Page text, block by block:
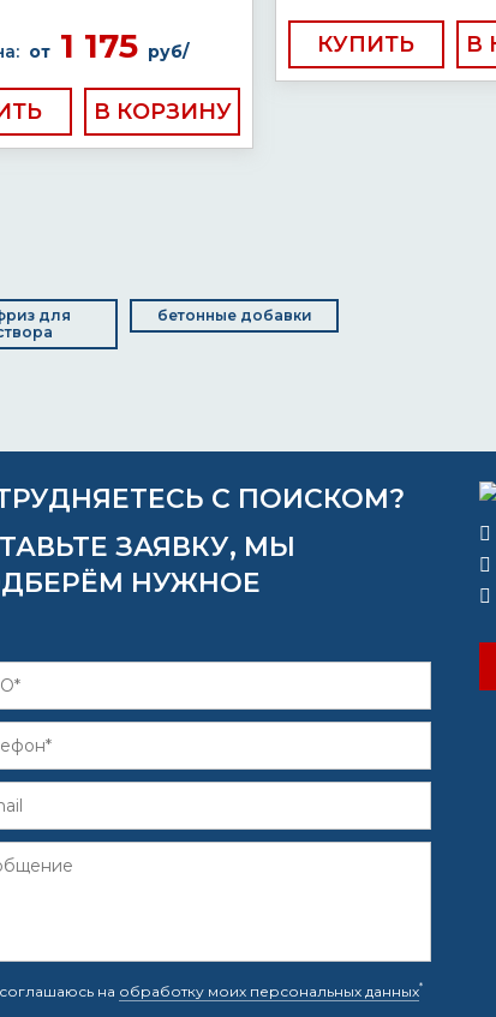
от 1 175 руб/ КУПИТЬ
для
бетонные добавки
С ПОИСКОМ?
ЗАЯВКУ, МЫ
НУЖНОЕ
на обработку моих персональных данных*